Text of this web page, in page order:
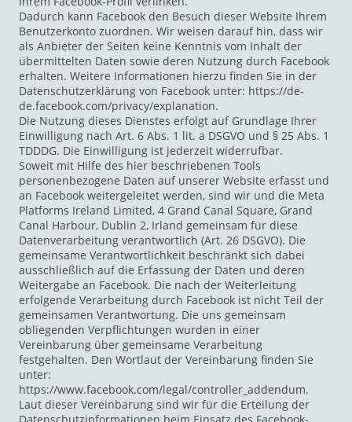
Dadurch kann Facebook den Besuch dieser Website Ihrem
Benutzerkonto zuordnen. Wir weisen darauf hin, dass wir
als Anbieter der Seiten keine Kenntnis vom Inhalt der
übermittelten Daten sowie deren Nutzung durch Facebook
erhalten. Weitere Informationen hierzu finden Sie in der
Datenschutzerklärung von Facebook unter: https://de-
de.facebook.com/privacy/explanation.
Die Nutzung dieses Dienstes erfolgt auf Grundlage Ihrer
Einwilligung nach Art. 6 Abs. 1 lit. a DSGVO und § 25 Abs. 1
TDDDG. Die Einwilligung ist jederzeit widerrufbar.
Soweit mit Hilfe des hier beschriebenen Tools
personenbezogene Daten auf unserer Website erfasst und
an Facebook weitergeleitet werden, sind wir und die Meta
Platforms Ireland Limited, 4 Grand Canal Square, Grand
Canal Harbour, Dublin 2, Irland gemeinsam für diese
Datenverarbeitung verantwortlich (Art. 26 DSGVO). Die
gemeinsame Verantwortlichkeit beschränkt sich dabei
ausschließlich auf die Erfassung der Daten und deren
Weitergabe an Facebook. Die nach der Weiterleitung
erfolgende Verarbeitung durch Facebook ist nicht Teil der
gemeinsamen Verantwortung. Die uns gemeinsam
obliegenden Verpflichtungen wurden in einer
Vereinbarung über gemeinsame Verarbeitung
festgehalten. Den Wortlaut der Vereinbarung finden Sie
unter:
https://www.facebook.com/legal/controller_addendum.
Laut dieser Vereinbarung sind wir für die Erteilung der